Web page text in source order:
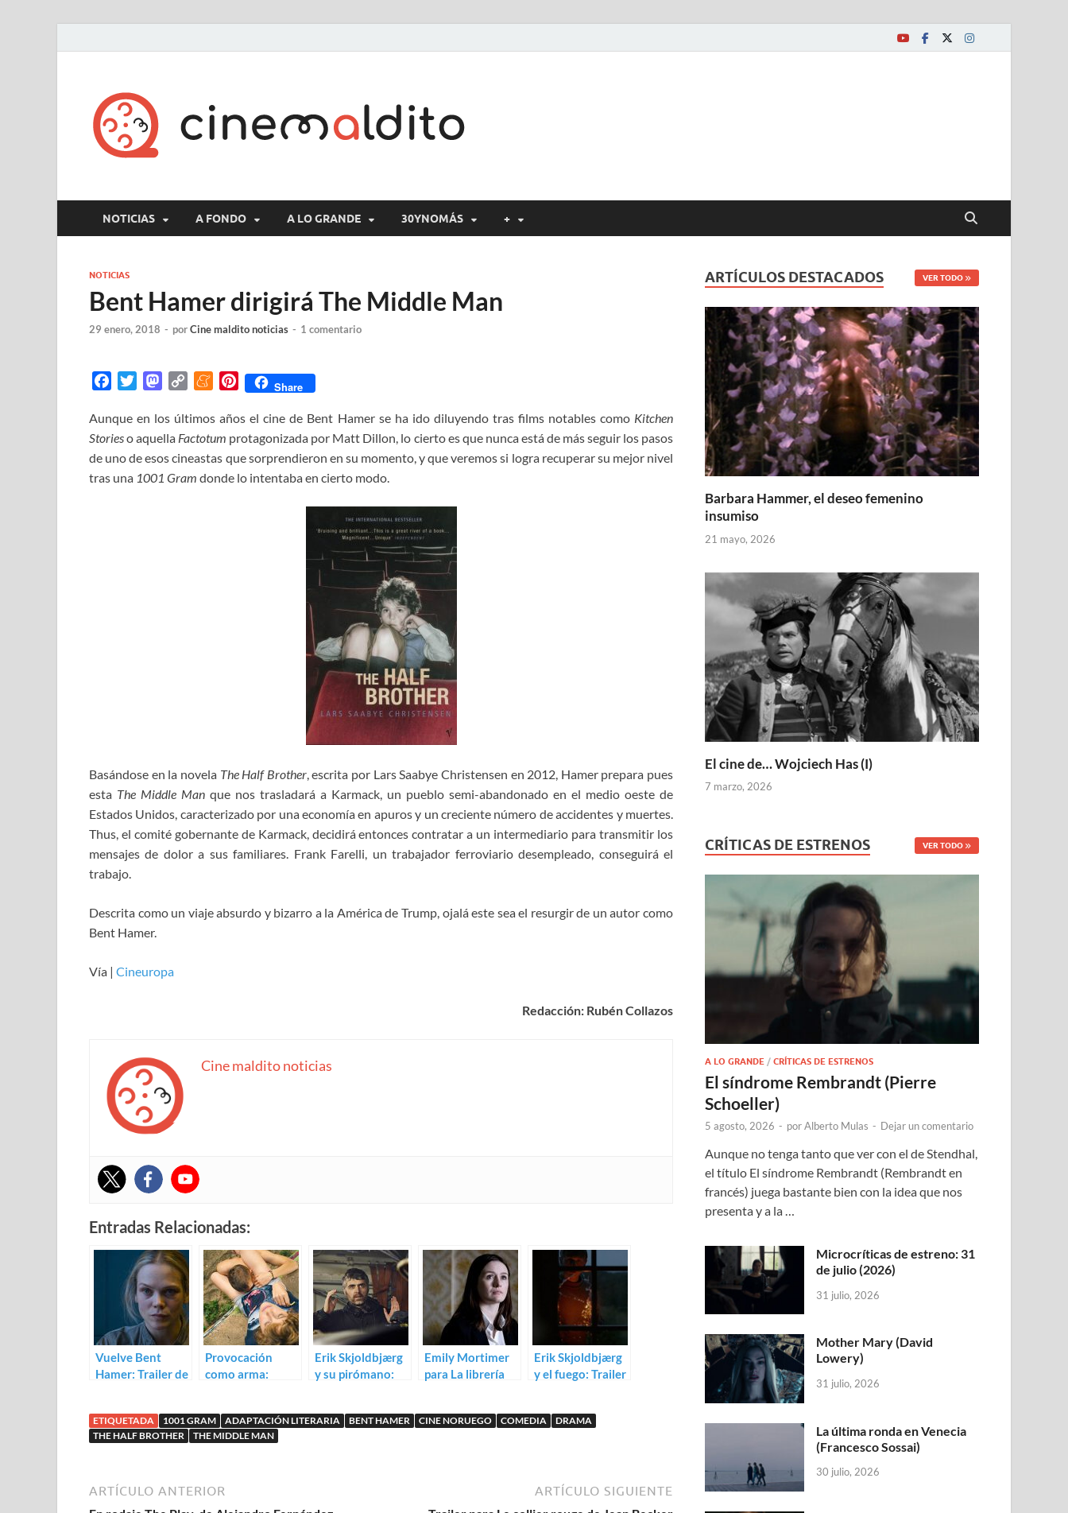
NOTICIAS A FONDO A LO GRANDE 30YNOMÁS +
NOTICIAS
Bent Hamer dirigirá The Middle Man
29 enero, 2018 - porCine maldito noticias - 1 comentario
c
e
b
o
i
t
t
e
M
s
t
o
d
p
y
L
i
M
n
e
a
m
P
n
t
e
r
Share
Aunque en los últimos años el cine de Bent Hamer se ha ido diluyendo tras films notables como Kitchen
Storieso aquella Factotum protagonizada por Matt Dillon, lo cierto es que nunca está de más seguir los pasos
de uno de esos cineastas que sorprendieron en su momento, y que veremos si logra recuperar su mejor nivel
tras una 1001 Gram donde lo intentaba en cierto modo.
Basándose en la novela The Half Brother, escrita por Lars Saabye Christensen en 2012, Hamer prepara pues
esta The Middle Man que nos trasladará a Karmack, un pueblo semi-abandonado en el medio oeste de
Estados Unidos, caracterizado por una economía en apuros y un creciente número de accidentes y muertes.
Thus, el comité gobernante de Karmack, decidirá entonces contratar a un intermediario para transmitir los
mensajes de dolor a sus familiares. Frank Farelli, un trabajador ferroviario desempleado, conseguirá el
trabajo.
Descrita como un viaje absurdo y bizarro a la América de Trump, ojalá este sea el resurgir de un autor como
Bent Hamer.
Vía | Cineuropa
Redacción: Rubén Collazos
Cine maldito noticias
Entradas Relacionadas:
Vuelve Bent
Hamer: Trailer de
Provocación
como arma:
David Wnendt
Erik Skjoldbjærg
y su pirómano:
Emily Mortimer
para La librería
Erik Skjoldbjærg
y el fuego: Trailer
ETIQUETADA 1001 GRAM ADAPTACIÓN LITERARIA BENT HAMER CINE NORUEGO COMEDIA
DRAMA
THE HALF BROTHER
THE MIDDLE MAN
ARTÍCULO ANTERIOR ARTÍCULO SIGUIENTE
ARTÍCULOS DESTACADOS VER TODO
Barbara Hammer, el deseo femenino
insumiso
21 mayo, 2026
El cine de… Wojciech Has (I)
7 marzo, 2026
CRÍTICAS DE ESTRENOS VER TODO
A LO GRANDE /CRÍTICAS DE ESTRENOS
El síndrome Rembrandt (Pierre
Schoeller)
5 agosto, 2026 - porAlberto Mulas - Dejar un comentario
Aunque no tenga tanto que ver con el de Stendhal,
el título El síndrome Rembrandt (Rembrandt en
francés) juega bastante bien con la idea que nos
presenta y a la …
Microcríticas de estreno: 31
de julio (2026)
31 julio, 2026
Mother Mary (David
Lowery)
31 julio, 2026
La última ronda en Venecia
(Francesco Sossai)
30 julio, 2026